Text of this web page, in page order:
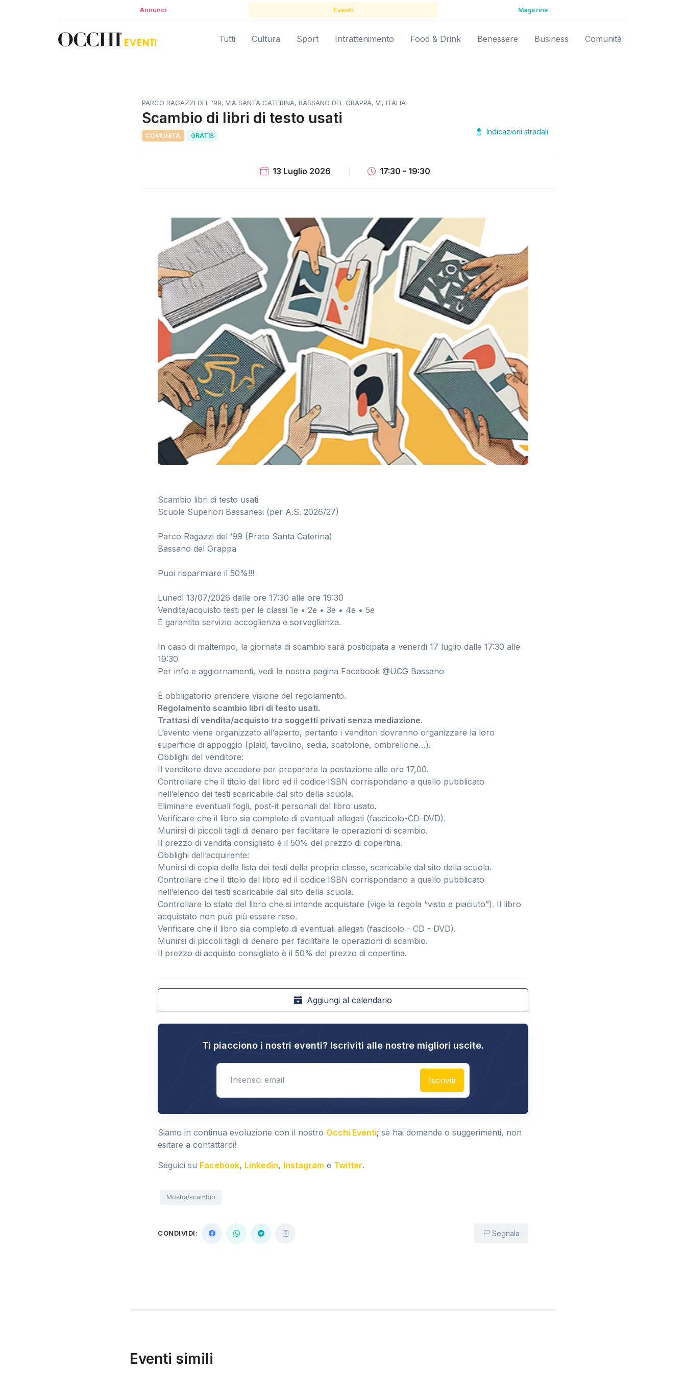
Annunci Eventi Magazine
Tutti Cultura Sport Intrattenimento Food & Drink Benessere Business Comunità
PARCO RAGAZZI DEL '99, VIA SANTA CATERINA, BASSANO DEL GRAPPA, VI, ITALIA
Scambio di libri di testo usati
COMUNITÀ GRATIS Indicazioni stradali
13 Luglio 2026 17:30 - 19:30
Scambio libri di testo usati
Scuole Superiori Bassanesi (per A.S. 2026/27)
Parco Ragazzi del ’99 (Prato Santa Caterina)
Bassano del Grappa
Puoi risparmiare il 50%!!!
Lunedì 13/07/2026 dalle ore 17:30 alle ore 19:30
Vendita/acquisto testi per le classi 1e • 2e • 3e • 4e • 5e
È garantito servizio accoglienza e sorveglianza.
In caso di maltempo, la giornata di scambio sarà posticipata a venerdì 17 luglio dalle 17:30 alle
19:30
Per info e aggiornamenti, vedi la nostra pagina Facebook @UCG Bassano
È obbligatorio prendere visione del regolamento.
Regolamento scambio libri di testo usati.
Trattasi di vendita/acquisto tra soggetti privati senza mediazione.
L’evento viene organizzato all’aperto, pertanto i venditori dovranno organizzare la loro
superficie di appoggio (plaid, tavolino, sedia, scatolone, ombrellone…).
Obblighi del venditore:
Il venditore deve accedere per preparare la postazione alle ore 17,00.
Controllare che il titolo del libro ed il codice ISBN corrispondano a quello pubblicato
nell’elenco dei testi scaricabile dal sito della scuola.
Eliminare eventuali fogli, post-it personali dal libro usato.
Verificare che il libro sia completo di eventuali allegati (fascicolo-CD-DVD).
Munirsi di piccoli tagli di denaro per facilitare le operazioni di scambio.
Il prezzo di vendita consigliato è il 50% del prezzo di copertina.
Obblighi dell’acquirente:
Munirsi di copia della lista dei testi della propria classe, scaricabile dal sito della scuola.
Controllare che il titolo del libro ed il codice ISBN corrispondano a quello pubblicato
nell’elenco dei testi scaricabile dal sito della scuola.
Controllare lo stato del libro che si intende acquistare (vige la regola “visto e piaciuto”). Il libro
acquistato non può più essere reso.
Verificare che il libro sia completo di eventuali allegati (fascicolo - CD - DVD).
Munirsi di piccoli tagli di denaro per facilitare le operazioni di scambio.
Il prezzo di acquisto consigliato è il 50% del prezzo di copertina.
Aggiungi al calendario
Ti piacciono i nostri eventi? Iscriviti alle nostre migliori uscite.
Iscriviti
Siamo in continua evoluzione con il nostro Occhi Eventi; se hai domande o suggerimenti, non
esitare a contattarci!
Seguici su Facebook, Linkedin, Instagram e Twitter.
Mostra/scambio
CONDIVIDI: Segnala
Eventi simili